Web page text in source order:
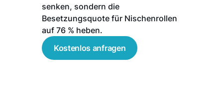
senken, sondern die
Besetzungsquote für Nischenrollen
auf 76 % heben.
Kostenlos anfragen